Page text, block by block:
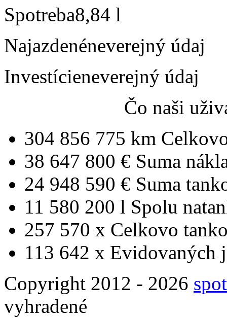
Spotreba8,84 l
Najazdenéneverejný údaj
Investícieneverejný údaj
Čo naši
304 856 775 km
38 647 800 € Suma
24 948 590 € Suma
11 580 200 l Spolu
257 570 x Celkovo
113 642 x Evidovaných
Copyright 2012 - 2026
vyhradené